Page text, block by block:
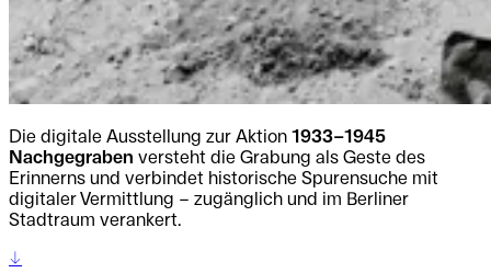
Die digitale Ausstellung zur Aktion 1933–1945
Nachgegraben versteht die Grabung als Geste des
Erinnerns und verbindet historische Spurensuche mit
digitaler Vermittlung – zugänglich und im Berliner
Stadtraum verankert.
↔